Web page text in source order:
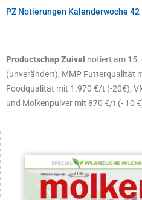
PZ Notierungen Kalenderwoche 42
Productschap Zuivel notiert am
(unverändert), MMP Futterqualität
Foodqualität mit 1.970 €/t (-20€),
und Molkenpulver mit 870 €/t (- 10